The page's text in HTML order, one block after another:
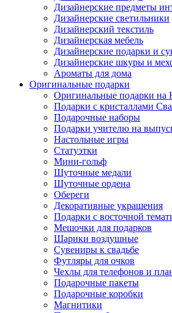
Дизайнерские предметы
Дизайнерские светильники
Дизайнерский текстиль
Дизайнерская мебель
Дизайнерские подарки и
Дизайнерские шкуры и
Ароматы для дома
Оригинальные подарки
Оригинальные подарки на
Подарки с кристаллами
Подарочные наборы
Подарки учителю на
Настольные игры
Статуэтки
Мини-гольф
Шуточные медали
Шуточные ордена
Обереги
Декоративные украшения
Подарки с восточной
Мешочки для подарков
Шарики воздушные
Сувениры к свадьбе
Футляры для очков
Чехлы для телефонов и
Подарочные пакеты
Подарочные коробки
Магнитики